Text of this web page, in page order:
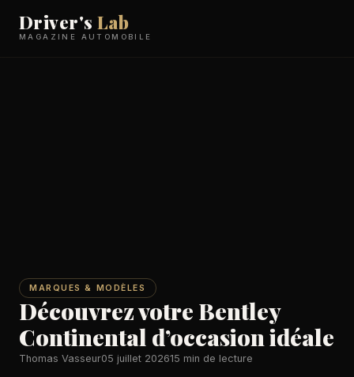
Driver'sLab
MAGAZINE AUTOMOBILE
MARQUES & MODÈLES
Découvrez votre Bentley
Continental d’occasion idéale
Thomas Vasseur05 juillet 202615 min de lecture